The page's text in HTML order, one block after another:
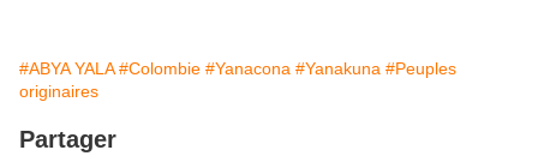
#ABYA YALA #Colombie #Yanacona #Yanakuna #Peuples
originaires
Partager